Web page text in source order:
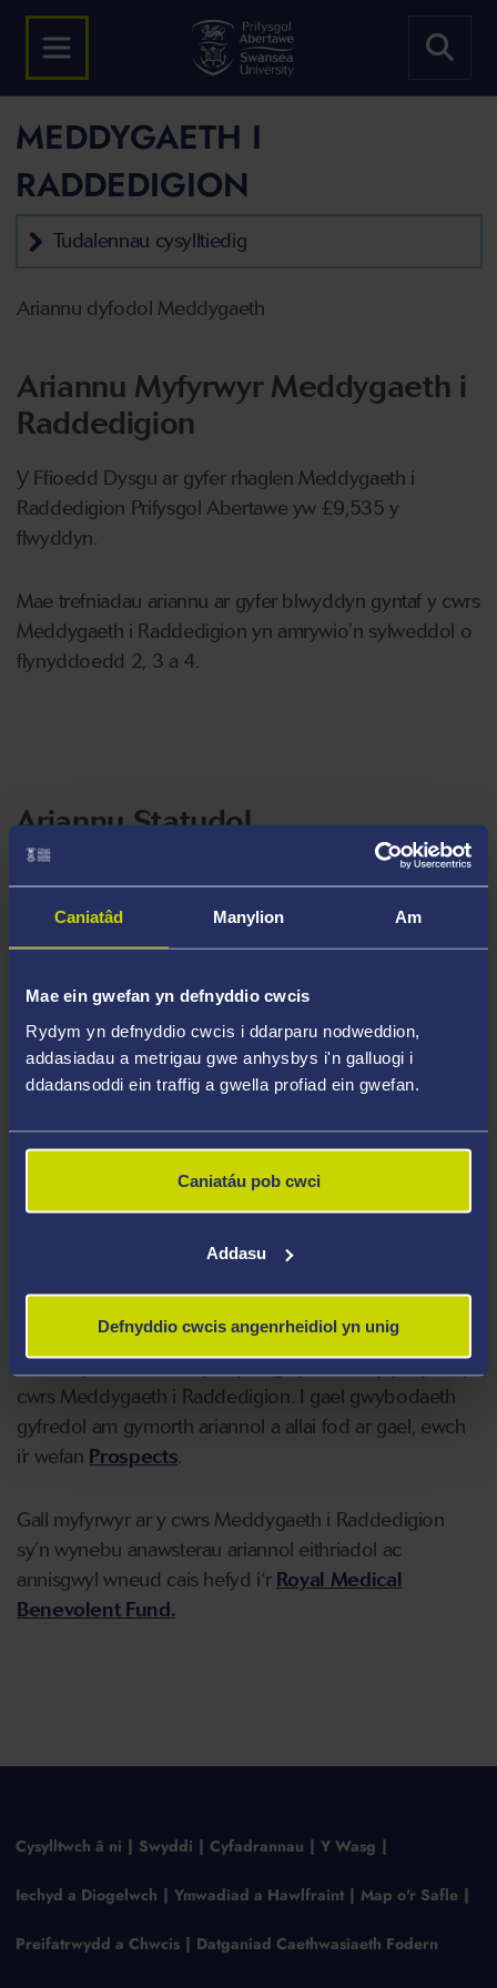
Caniatâd Manylion Am
Mae ein gwefan yn defnyddio cwcis
Rydym yn defnyddio cwcis i ddarparu nodweddion,
addasiadau a metrigau gwe anhysbys i'n galluogi i
ddadansoddi ein traffig a gwella profiad ein gwefan.
Caniatáu pob cwci
Addasu
Defnyddio cwcis angenrheidiol yn unig
MEDDYGAETH I
RADDEDIGION
Tudalennau cysylltiedig
Ariannu dyfodol Meddygaeth
Ariannu Myfyrwyr Meddygaeth i
Raddedigion
Y Ffioedd Dysgu ar gyfer rhaglen Meddygaeth i
Raddedigion Prifysgol Abertawe yw £9,535 y
flwyddyn.
Mae trefniadau ariannu ar gyfer blwyddyn gyntaf y cwrs
Meddygaeth i Raddedigion yn amrywio’n sylweddol o
flynyddoedd 2, 3 a 4.
Ariannu Statudol
Myfyrwyr sy’n byw yng Nghymru
Myfywyr yr Alban A Gogledd Lwerddon
Myfywyr Rhyngladol ar UE
CYFLEOEDD CYLLIDO ERAILL
Mae sefydliadau eraill yn cynnig cymorth i fyfyrwyr ar y
cwrs Meddygaeth i Raddedigion. I gael gwybodaeth
gyfredol am gymorth ariannol a allai fod ar gael, ewch
i’r wefan Prospects.
Gall myfyrwyr ar y cwrs Meddygaeth i Raddedigion
sy’n wynebu anawsterau ariannol eithriadol ac
annisgwyl wneud cais hefyd i‘r Royal Medical
Benevolent Fund.
Cysylltwch â ni Swyddi Cyfadrannau Y Wasg
Iechyd a Diogelwch Ymwadiad a Hawlfraint Map o'r Safle
Preifatrwydd a Chwcis Datganiad Caethwasiaeth Fodern